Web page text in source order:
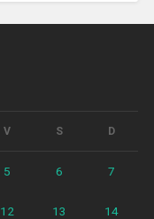
V S D
5 6 7
12 13 14